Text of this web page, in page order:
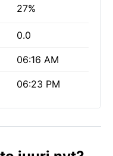
27%
0.0
06:16 AM
06:23 PM